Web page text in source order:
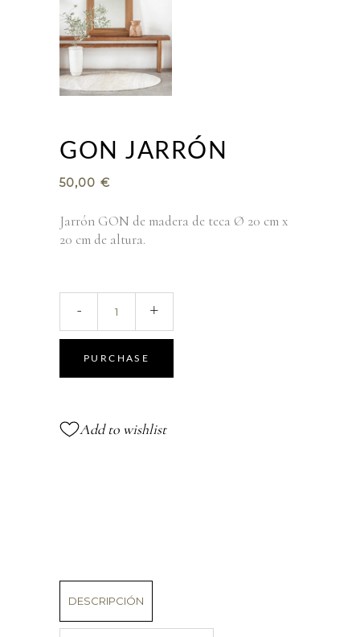
GON JARRÓN
50,00 €
Jarrón GON de madera de teca Ø 20 cm x
20 cm de altura.
quantity
- +
PURCHASE
Add to wishlist
DESCRIPCIÓN